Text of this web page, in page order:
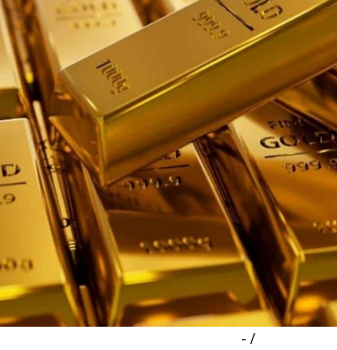
- /